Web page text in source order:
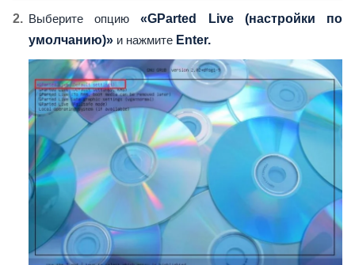
Выберите опцию«GParted Live (настройки по
умолчанию)» и нажмите Enter.